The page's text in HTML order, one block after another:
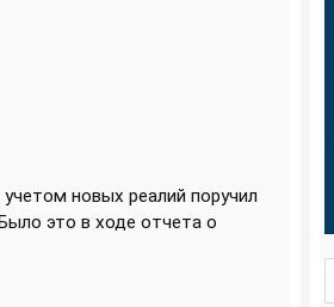
учетом новых реалий поручил
это в ходе отчета о